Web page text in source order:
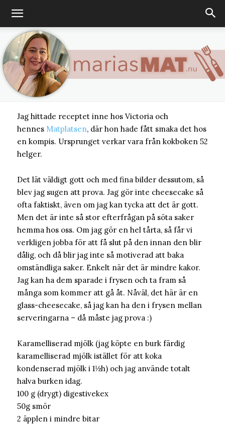
Cheesecake med
äpple och kola
MARIA - 26 APRIL, 2016
Jag hittade receptet inne hos Victoria och
hennes Matplatsen, där hon hade fått smaka det hos
en kompis. Ursprunget verkar vara från kokboken 52
helger.
Det lät väldigt gott och med fina bilder dessutom, så
blev jag sugen att prova. Jag gör inte cheesecake så
ofta faktiskt, även om jag kan tycka att det är gott.
Men det är inte så stor efterfrågan på söta saker
hemma hos oss. Om jag gör en hel tårta, så får vi
verkligen jobba för att få slut på den innan den blir
dålig, och då blir jag inte så motiverad att baka
omständliga saker. Enkelt när det är mindre kakor.
Jag kan ha dem sparade i frysen och ta fram så
många som kommer att gå åt. Nåväl, det här är en
glass-cheesecake, så jag kan ha den i frysen mellan
serveringarna – då måste jag prova :)
Karamelliserad mjölk (jag köpte en burk färdig
karamelliserad mjölk istället för att koka
kondenserad mjölk i 1½h) och jag använde totalt
halva burken idag.
100 g (drygt) digestivekex
50g smör
2 äpplen i mindre bitar